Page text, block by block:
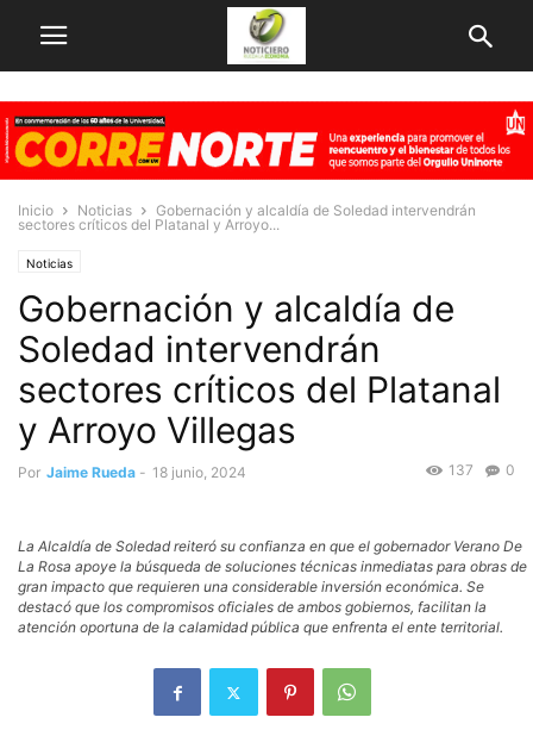
Inicio Noticias
Gobernación y alcaldía de Soledad intervendrán
sectores críticos del Platanal y Arroyo...
Noticias
Gobernación y alcaldía de
Soledad intervendrán
sectores críticos del Platanal
y Arroyo Villegas
Por Jaime Rueda - 18 junio, 2024 0
137
La Alcaldía de Soledad reiteró su confianza en que el gobernador Verano De
La Rosa apoye la búsqueda de soluciones técnicas inmediatas para obras de
gran impacto que requieren una considerable inversión económica. Se
destacó que los compromisos oficiales de ambos gobiernos, facilitan la
atención oportuna de la calamidad pública que enfrenta el ente territorial.